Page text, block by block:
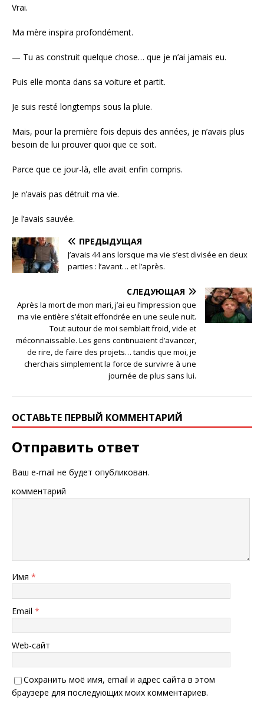
Vrai.
Ma mère inspira profondément.
— Tu as construit quelque chose… que je n’ai jamais eu.
Puis elle monta dans sa voiture et partit.
Je suis resté longtemps sous la pluie.
Mais, pour la première fois depuis des années, je n’avais plus
besoin de lui prouver quoi que ce soit.
Parce que ce jour-là, elle avait enfin compris.
Je n’avais pas détruit ma vie.
Je l’avais sauvée.
ПРЕДЫДУЩАЯ
J’avais 44 ans lorsque ma vie s’est divisée en deux
parties : l’avant… et l’après.
СЛЕДУЮЩАЯ
Après la mort de mon mari, j’ai eu l’impression que
ma vie entière s’était effondrée en une seule nuit.
Tout autour de moi semblait froid, vide et
méconnaissable. Les gens continuaient d’avancer,
de rire, de faire des projets… tandis que moi, je
cherchais simplement la force de survivre à une
journée de plus sans lui.
ОСТАВЬТЕ ПЕРВЫЙ КОММЕНТАРИЙ
Отправить ответ
Ваш e-mail не будет опубликован.
комментарий
Имя *
Email *
Web-сайт
Сохранить моё имя, email и адрес сайта в этом
браузере для последующих моих комментариев.